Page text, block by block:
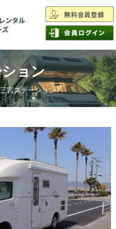
ション
三宮ステーション